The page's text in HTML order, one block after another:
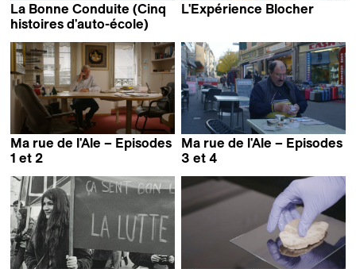
La Bonne Conduite (Cinq
histoires d'auto-école)
L'Expérience Blocher
Ma rue de l'Ale – Episodes
1 et 2
Ma rue de l'Ale – Episodes
3 et 4